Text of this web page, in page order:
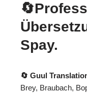
Spay.
🔄 Guul
Brey, Braubach,